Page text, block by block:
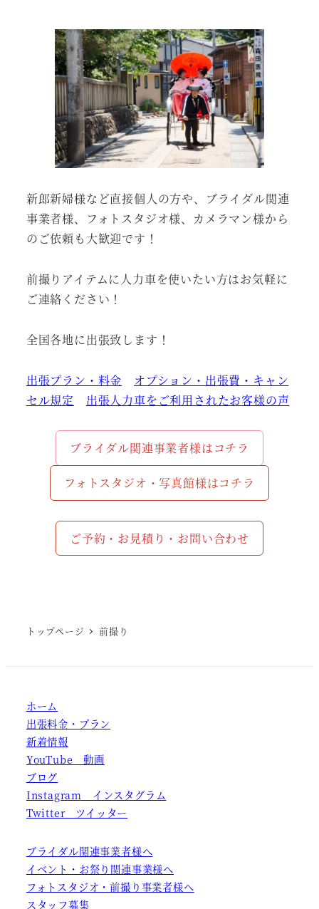
新郎新婦様など直接個人の方や、ブライダル関連
事業者様、フォトスタジオ様、カメラマン様から
のご依頼も大歓迎です！
前撮りアイテムに人力車を使いたい方はお気軽に
ご連絡ください！
全国各地に出張致します！
出張プラン・料金
オプション・出張費・キャン
セル規定
出張人力車をご利用されたお客様の声
ブライダル関連事業者様はコチラ
フォトスタジオ・写真館様はコチラ
ご予約・お見積り・お問い合わせ
トップページ 前撮り
ホーム
出張料金・プラン
新着情報
YouTube 動画
ブログ
Instagram インスタグラム
Twitter ツイッター
ブライダル関連事業者様へ
イベント・お祭り関連事業様へ
フォトスタジオ・前撮り事業者様へ
スタッフ募集